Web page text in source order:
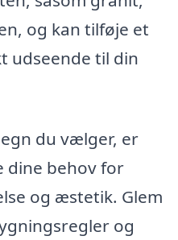
og kan tilføje et
udseende til din
du vælger, er
dine behov for
og æstetik. Glem
og